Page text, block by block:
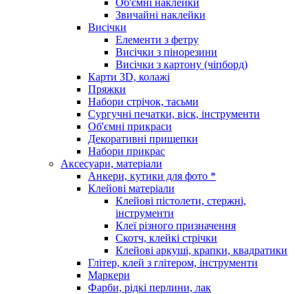
Звичайні наклейки
Висічки
Елементи з фетру
Висічки з пінорезини
Висічки з картону (чіпборд)
Карти 3D, колажі
Пряжки
Набори стрічок, тасьми
Сургучні печатки, віск, інструменти
Об'ємні прикраси
Декоративні прищепки
Набори прикрас
Аксесуари, матеріали
Анкери, кутики для фото *
Клейові матеріали
Клейові пістолети, стержні,
інструменти
Клеї різного призначення
Скотч, клейкі стрічки
Клейові аркуші, крапки, квадратики
Глітер, клей з глітером, інструменти
Маркери
Фарби, рідкі перлини, лак